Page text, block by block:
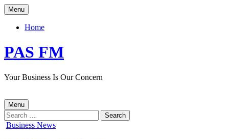
Skip
to
content
Menu
Home
PAS FM
Your Business Is Our Concern
Menu
Search
for:
Posted
Business News